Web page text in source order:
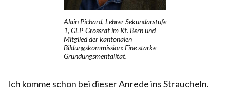
Alain Pichard, Lehrer Sekundarstufe
1, GLP-Grossrat im Kt. Bern und
Mitglied der kantonalen
Bildungskommission: Eine starke
Gründungsmentalität.
Ich komme schon bei dieser Anrede ins Straucheln.